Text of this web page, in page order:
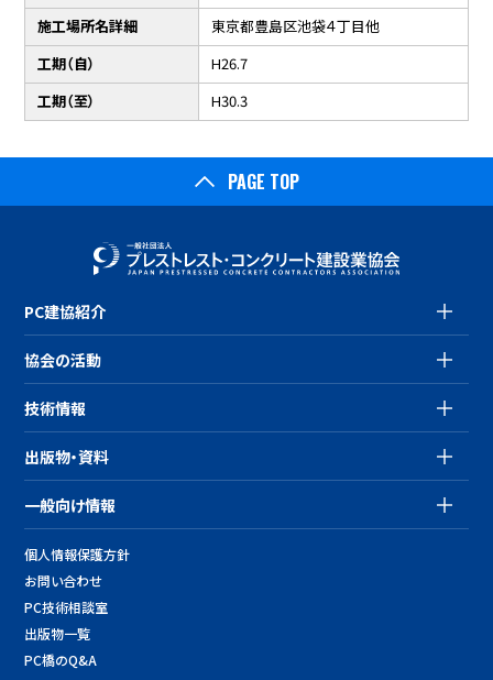
施工場所名詳細
東京都豊島区池袋４丁目他
工期（自）
H26.7
工期（至）
H30.3
PAGE TOP
PC建協紹介
協会の活動
技術情報
出版物・資料
一般向け情報
個人情報保護方針
お問い合わせ
PC技術相談室
出版物一覧
PC橋のQ&A